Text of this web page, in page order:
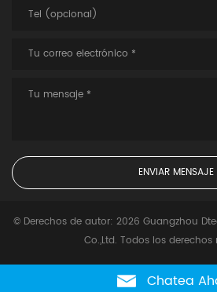
© Derechos de autor: 2026 Guangzhou
Co.,Ltd. Todos los derechos
Chatea